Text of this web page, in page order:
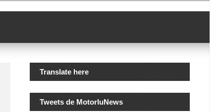
Translate here
Tweets de MotorluNews